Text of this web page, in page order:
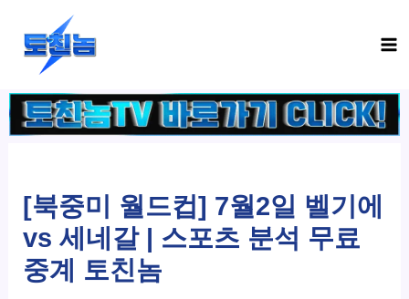
건
너
[북중미 월드컵] 7월2일 벨기에
vs 세네갈 | 스포츠 분석 무료
중계 토친놈